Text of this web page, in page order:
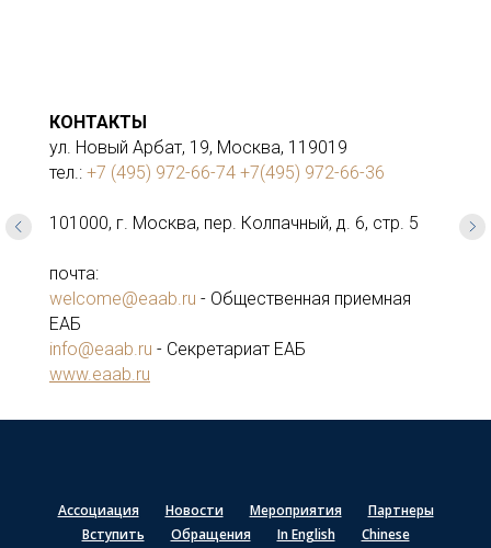
КОНТАКТЫ
ул. Новый Арбат, 19, Москва, 119019
тел.: +7 (495) 972-66-74 +7(495) 972-66-36
101000, г. Москва, пер. Колпачный, д. 6, стр. 5
почта:
welcome@eaab.ru - Общественная приемная
ЕАБ
info@eaab.ru - Секретариат ЕАБ
www.eaab.ru
Ассоциация Новости Мероприятия
Партнеры
Вступить
Обращения In English Chinese